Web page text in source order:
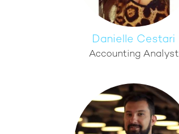
Danielle Cestari
Accounting Analyst